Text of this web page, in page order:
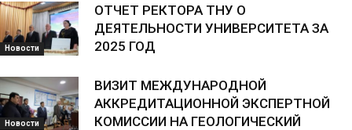
Новости
ОТЧЕТ РЕКТОРА ТНУ О
ДЕЯТЕЛЬНОСТИ УНИВЕРСИТЕТА ЗА
2025 ГОД
Новости
ВИЗИТ МЕЖДУНАРОДНОЙ
АККРЕДИТАЦИОННОЙ ЭКСПЕРТНОЙ
КОМИССИИ НА ГЕОЛОГИЧЕСКИЙ